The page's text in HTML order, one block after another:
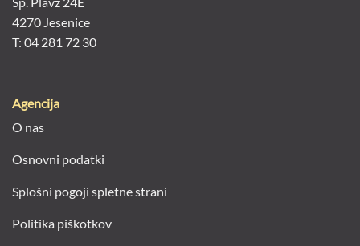
4270 Jesenice
T: 04 281 72 30
Agencija
O nas
Osnovni podatki
Splošni pogoji spletne strani
Politika piškotkov